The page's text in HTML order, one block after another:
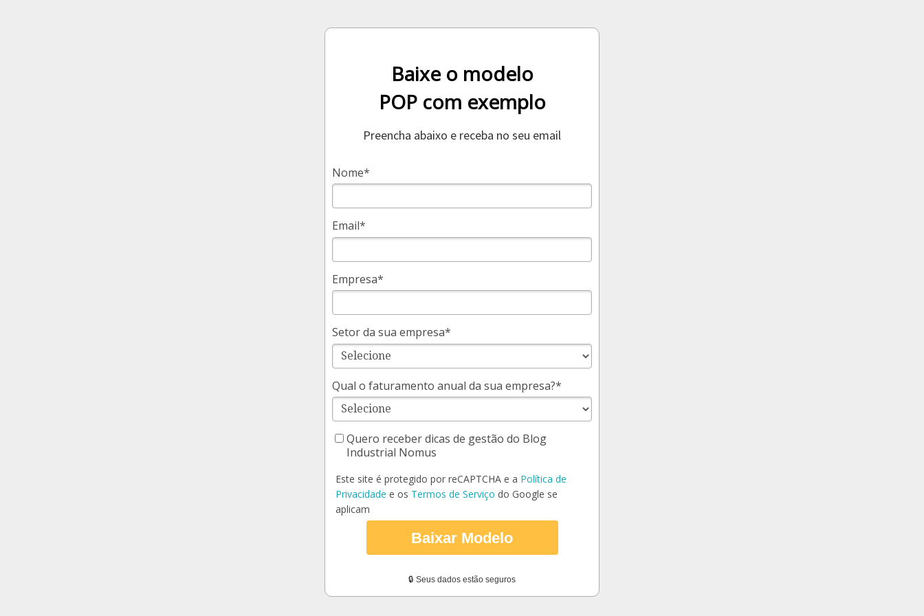
Baixe o modelo
POP com exemplo
Preencha abaixo e receba no seu email
Nome*
Email*
Empresa*
Setor da sua empresa*
Qual o faturamento anual da sua empresa?*
Quero receber dicas de gestão do Blog
Industrial Nomus
Este site é protegido por reCAPTCHA e a Política de
Privacidade e os Termos de Serviço do Google se
aplicam
Baixar Modelo
🔒 Seus dados estão seguros